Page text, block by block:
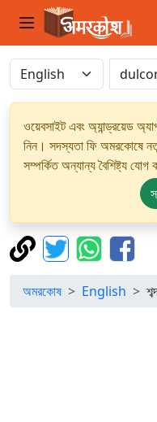
ওয়েবসাইট এবং অ্যান্ড্রয়েড
নিন। সদস্যতা ফি অমরকোষে
সম্পর্কিত অন্যান্য বৈশিষ্ট্য
অমরকোষ English